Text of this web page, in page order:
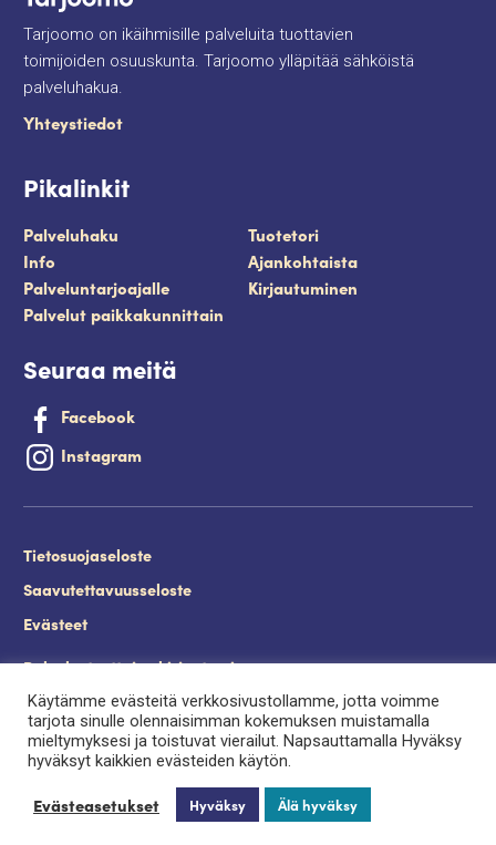
Uusi haku Ota yhteyttä
Tarjoomo on ikäihmisille palveluita tuottavien
toimijoiden osuuskunta. Tarjoomo ylläpitää sähköistä
palveluhakua.
Yhteystiedot
Pikalinkit
Palveluhaku
Tuotetori
Info
Ajankohtaista
Palveluntarjoajalle
Kirjautuminen
Palvelut paikkakunnittain
Seuraa meitä
Facebook
Instagram
Tietosuojaseloste
Saavutettavuusseloste
Evästeet
Palveluntuottajan kirjautuminen.
Käytämme evästeitä verkkosivustollamme, jotta voimme
tarjota sinulle olennaisimman kokemuksen muistamalla
mieltymyksesi ja toistuvat vierailut. Napsauttamalla Hyväksy
hyväksyt kaikkien evästeiden käytön.
Evästeasetukset Hyväksy Älä hyväksy